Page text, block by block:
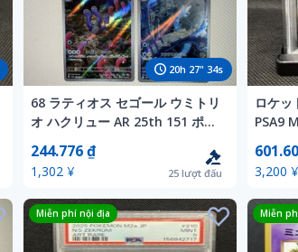
20h 27" 32s
68 ラティオス セゴール ウミトリ
オ ハクリュー AR 25th 151 ポケ
244.776 ₫
1,302 ¥ 25lượt đấu
ロケッ
PSA9
MINT
3,200 ¥
Miễn phí nội địa Miễn